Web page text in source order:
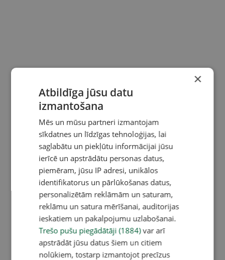
×
Atbildīga jūsu datu
izmantošana
Mēs un mūsu partneri izmantojam
sīkdatnes un līdzīgas tehnoloģijas, lai
saglabātu un piekļūtu informācijai jūsu
ierīcē un apstrādātu personas datus,
piemēram, jūsu IP adresi, unikālos
identifikatorus un pārlūkošanas datus,
personalizētām reklāmām un saturam,
reklāmu un satura mērīšanai, auditorijas
ieskatiem un pakalpojumu uzlabošanai.
Trešo pušu piegādātāji (1884)var arī
apstrādāt jūsu datus šiem un citiem
nolūkiem, tostarp izmantojot precīzus